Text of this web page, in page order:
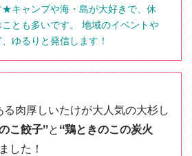
★キャンプや海・島が大好きで、休
とも多いです。 地域のイベントや
ゆるりと発信します！
肉厚しいたけが大人気の大杉し
こ餃子”と “鶏ときのこの炭火
した！